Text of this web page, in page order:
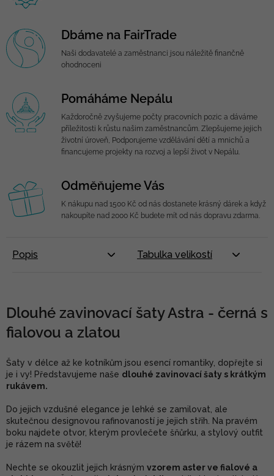
Dbáme na FairTrade
Naši dodavatelé a zaměstnanci jsou náležitě finančně
ohodnoceni
Pomáháme Nepálu
Každoročně zvyšujeme počty pracovních pozic a dáváme
příležitosti k růstu našim zaměstnancům. Zlepšujeme jejich
životní úroveň, Podporujeme vzdělávání dětí a mnichů a
financujeme projekty na rozvoj a lepší život v Nepálu.
Odměňujeme Vás
K nákupu nad 1500 Kč od nás dostanete krásný dárek a když
nakoupíte nad 2000 Kč budete mít od nás dopravu zdarma.
Popis Tabulka velikostí
Dlouhé zavinovací šaty Astra - černá s
fialovou a zlatou
Šaty v délce až ke kotníkům jsou esencí romantiky, dopřejte si
je i vy! Představujeme naše dlouhé zavinovací šaty s krátkým
rukávem.
Do jejich vzdušné elegance je lehké se zamilovat, ale
skutečnou designovou rafinovaností je jejich střih. Na pravém
boku najdete otvor, kterým provlečete šňůrku, a stylový outfit
je rázem na světě!
Nechte se okouzlit jejich krásným vzorem aster ve fialové a